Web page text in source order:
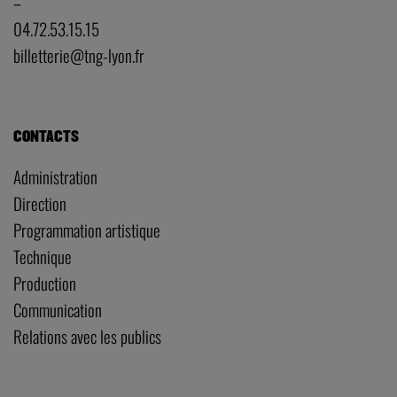
04.72.53.15.15
billetterie@tng-lyon.fr
CONTACTS
Administration
Direction
Programmation artistique
Technique
Production
Communication
Relations avec les publics